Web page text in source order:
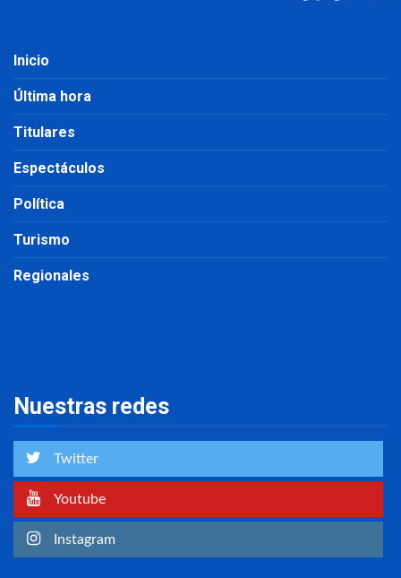
Inicio
Última hora
Titulares
Espectáculos
Política
Turismo
Regionales
Nuestras redes
Twitter
Youtube
Instagram